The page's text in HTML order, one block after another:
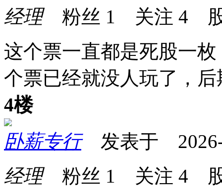
经理粉丝 1 关注 4
这个票一直都是死股一
个票已经就没人玩了，
4楼
卧薪专行发表于 2026-
经理粉丝 1 关注 4